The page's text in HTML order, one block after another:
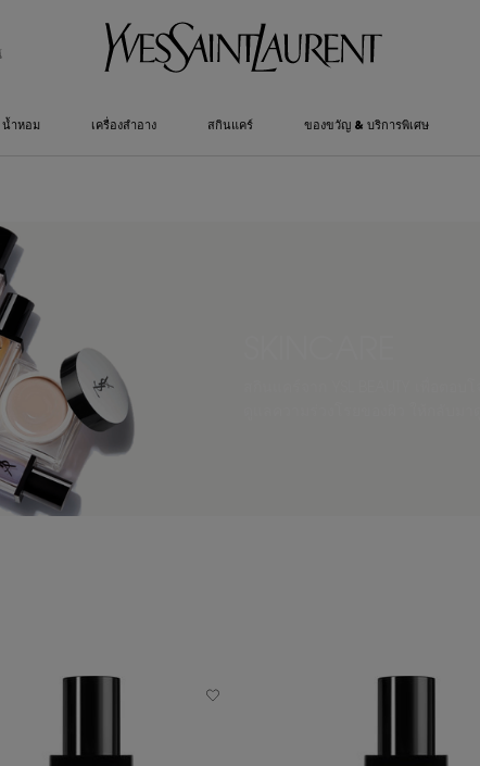
น้ำหอม เครื่องสำอาง สกินแคร์ ของขวัญ & บริการพิเศษ